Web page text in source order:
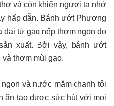
và còn khiến người ta nhớ
hấp dẫn. Bánh ướt Phương
dai từ gạo nếp thơm ngon do
xuất. Bởi vậy, bánh ướt
và thơm mùi gạo.
và nước mắm chanh tỏi
ăn tạo được sức hút với mọi